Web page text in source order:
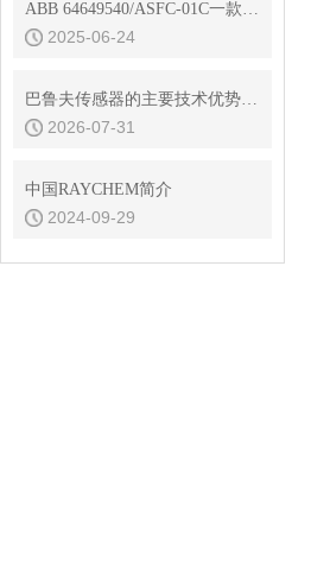
ABB 64649540/ASFC-01C一款功能*的开关熔丝控制器
2025-06-24
巴鲁夫传感器的主要技术优势是什么
2026-07-31
中国RAYCHEM简介
2024-09-29